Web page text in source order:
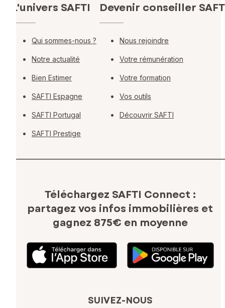
L'univers SAFTI
Qui sommes-nous ?
Notre actualité
Bien Estimer
SAFTI Espagne
SAFTI Portugal
SAFTI Prestige
Devenir conseiller
Nous rejoindre
Votre rémunération
Votre formation
Vos outils
Découvrir SAFTI
Téléchargez SAFTI Connect :
partagez vos infos immobilières et
gagnez 875€ en moyenne
SUIVEZ-NOUS